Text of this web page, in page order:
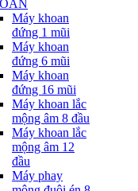
Máy khoan
đứng 1 mũi
Máy khoan
đứng 6 mũi
Máy khoan
đứng 16 mũi
Máy khoan lắc
mộng âm 8 đầu
Máy khoan lắc
mộng âm 12
đầu
Máy phay